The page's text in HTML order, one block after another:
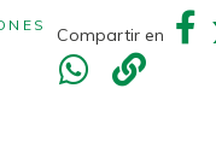
Compartir en